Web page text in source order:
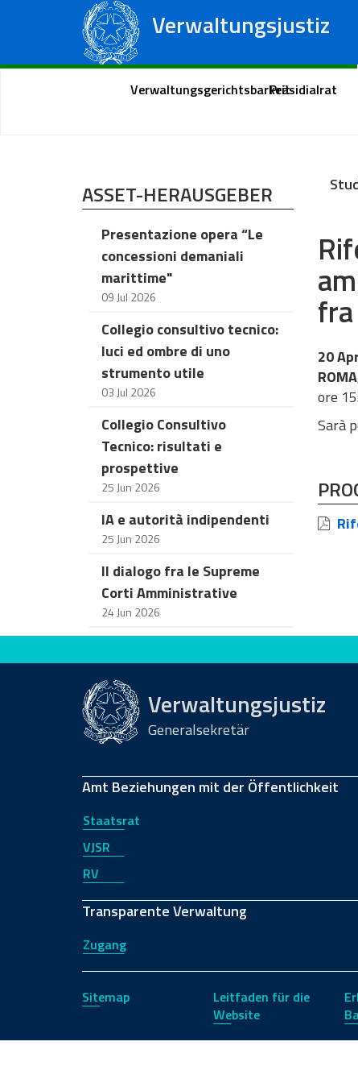
Verwaltungsjustiz
Regionale Verwaltungsgerichte
Portal des Bürgers
VerwaltungsgerichtsbarkeitPräsidialrat
ASSET-HERAUSGEBER
Presentazione opera “Le
concessioni demaniali
marittime"
09 Jul 2026
Collegio consultivo tecnico:
luci ed ombre di uno
strumento utile
03 Jul 2026
Collegio Consultivo
Tecnico: risultati e
prospettive
25 Jun 2026
IA e autorità indipendenti
25 Jun 2026
Il dialogo fra le Supreme
Corti Amministrative
24 Jun 2026
20
ore
Sarà
Bewerten Sie diese Seite
Verwaltungsjustiz
Generalsekretär
Amt Beziehungen mit der Öffentlichkeit
Staatsrat
VJSR
RV
Transparente Verwaltung
Zugang
Sitemap
Leitfaden für die
Website